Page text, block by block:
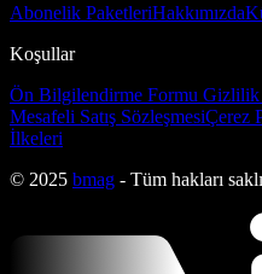
Abonelik PaketleriHakkımızda
Koşullar
Ön Bilgilendirme Formu Gizlilik
Mesafeli Satış SözleşmesiÇerez
İlkeleri
© 2025 bmag - Tüm hakları